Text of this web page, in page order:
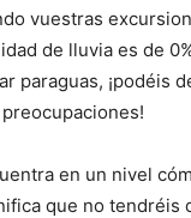
vuestras
de lluvia es de
paraguas, ¡podéis
en un nivel
que no tendréis